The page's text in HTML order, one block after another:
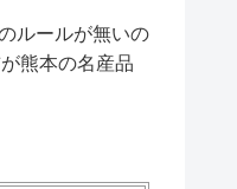
ルールが無いの
熊本の名産品